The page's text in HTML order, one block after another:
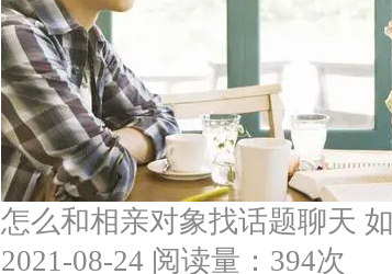
怎么和相亲对象找话题聊天
2021-08-24 阅读量：394次